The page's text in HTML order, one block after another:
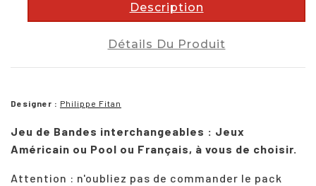
Description
Détails Du Produit
Designer : Philippe Fitan
Jeu de Bandes interchangeables : Jeux
Américain ou Pool ou Français, à vous de choisir.
Attention : n'oubliez pas de commander le pack